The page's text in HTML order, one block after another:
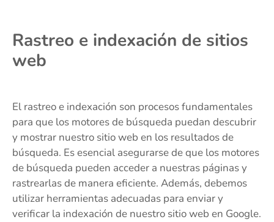
Rastreo e indexación de sitios
web
El rastreo e indexación son procesos fundamentales
para que los motores de búsqueda puedan descubrir
y mostrar nuestro sitio web en los resultados de
búsqueda. Es esencial asegurarse de que los motores
de búsqueda pueden acceder a nuestras páginas y
rastrearlas de manera eficiente. Además, debemos
utilizar herramientas adecuadas para enviar y
verificar la indexación de nuestro sitio web en Google.